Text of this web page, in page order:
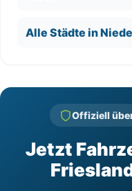
Alle Städte in
Offiziell
Jetzt